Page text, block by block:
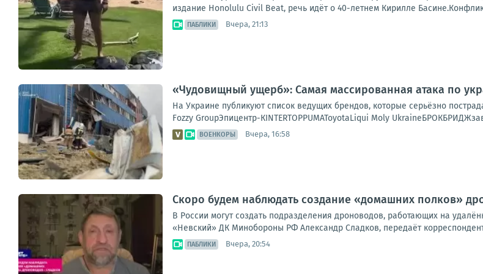
издание Honolulu Civil Beat, речь идёт о 40-летнем Кирилле
ПАБЛИКИ Вчера, 21:13
«Чудовищный ущерб»: Самая массированная атака по
На Украине публикуют список ведущих брендов, которые серьёзно
Fozzy GroupЭпицентр-КINTERTOPPUMAToyotaLiqui Moly
ВОЕНКОРЫ Вчера, 16:58
Скоро будем наблюдать создание «домашних полков»
В России могут создать подразделения дроноводов, работающих на
«Невский» ДК Минобороны РФ Александр Сладков, передаёт
ПАБЛИКИ Вчера, 20:54